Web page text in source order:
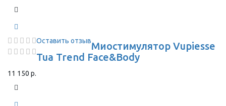
Оставить отзывМиостимулятор Vupiesse
Tua Trend Face&Body
11 150 р.